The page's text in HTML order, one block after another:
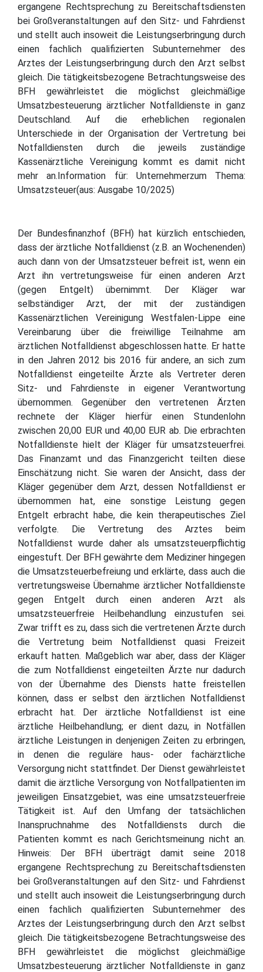
ergangene Rechtsprechung zu Bereitschaftsdiensten
bei Großveranstaltungen auf den Sitz- und Fahrdienst
und stellt auch insoweit die Leistungserbringung durch
einen fachlich qualifizierten Subunternehmer des
Arztes der Leistungserbringung durch den Arzt selbst
gleich. Die tätigkeitsbezogene Betrachtungsweise des
BFH gewährleistet die möglichst gleichmäßige
Umsatzbesteuerung ärztlicher Notfalldienste in ganz
Deutschland. Auf die erheblichen regionalen
Unterschiede in der Organisation der Vertretung bei
Notfalldiensten durch die jeweils zuständige
Kassenärztliche Vereinigung kommt es damit nicht
mehr an.Information für: Unternehmerzum Thema:
Umsatzsteuer(aus: Ausgabe 10/2025)
Der Bundesfinanzhof (BFH) hat kürzlich entschieden,
dass der ärztliche Notfalldienst (z.B. an Wochenenden)
auch dann von der Umsatzsteuer befreit ist, wenn ein
Arzt ihn vertretungsweise für einen anderen Arzt
(gegen Entgelt) übernimmt. Der Kläger war
selbständiger Arzt, der mit der zuständigen
Kassenärztlichen Vereinigung Westfalen-Lippe eine
Vereinbarung über die freiwillige Teilnahme am
ärztlichen Notfalldienst abgeschlossen hatte. Er hatte
in den Jahren 2012 bis 2016 für andere, an sich zum
Notfalldienst eingeteilte Ärzte als Vertreter deren
Sitz- und Fahrdienste in eigener Verantwortung
übernommen. Gegenüber den vertretenen Ärzten
rechnete der Kläger hierfür einen Stundenlohn
zwischen 20,00 EUR und 40,00 EUR ab. Die erbrachten
Notfalldienste hielt der Kläger für umsatzsteuerfrei.
Das Finanzamt und das Finanzgericht teilten diese
Einschätzung nicht. Sie waren der Ansicht, dass der
Kläger gegenüber dem Arzt, dessen Notfalldienst er
übernommen hat, eine sonstige Leistung gegen
Entgelt erbracht habe, die kein therapeutisches Ziel
verfolgte. Die Vertretung des Arztes beim
Notfalldienst wurde daher als umsatzsteuerpflichtig
eingestuft. Der BFH gewährte dem Mediziner hingegen
die Umsatzsteuerbefreiung und erklärte, dass auch die
vertretungsweise Übernahme ärztlicher Notfalldienste
gegen Entgelt durch einen anderen Arzt als
umsatzsteuerfreie Heilbehandlung einzustufen sei.
Zwar trifft es zu, dass sich die vertretenen Ärzte durch
die Vertretung beim Notfalldienst quasi Freizeit
erkauft hatten. Maßgeblich war aber, dass der Kläger
die zum Notfalldienst eingeteilten Ärzte nur dadurch
von der Übernahme des Diensts hatte freistellen
können, dass er selbst den ärztlichen Notfalldienst
erbracht hat. Der ärztliche Notfalldienst ist eine
ärztliche Heilbehandlung; er dient dazu, in Notfällen
ärztliche Leistungen in denjenigen Zeiten zu erbringen,
in denen die reguläre haus- oder fachärztliche
Versorgung nicht stattfindet. Der Dienst gewährleistet
damit die ärztliche Versorgung von Notfallpatienten im
jeweiligen Einsatzgebiet, was eine umsatzsteuerfreie
Tätigkeit ist. Auf den Umfang der tatsächlichen
Inanspruchnahme des Notfalldiensts durch die
Patienten kommt es nach Gerichtsmeinung nicht an.
Hinweis: Der BFH überträgt damit seine 2018
ergangene Rechtsprechung zu Bereitschaftsdiensten
bei Großveranstaltungen auf den Sitz- und Fahrdienst
und stellt auch insoweit die Leistungserbringung durch
einen fachlich qualifizierten Subunternehmer des
Arztes der Leistungserbringung durch den Arzt selbst
gleich. Die tätigkeitsbezogene Betrachtungsweise des
BFH gewährleistet die möglichst gleichmäßige
Umsatzbesteuerung ärztlicher Notfalldienste in ganz